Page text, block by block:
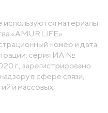
материалы
«AMUR.LIFE».
номер и дата
серия ИА №
г., зарегистрировано
в сфере связи,
и массовых